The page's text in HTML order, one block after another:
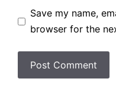
Save my name,
browser for the